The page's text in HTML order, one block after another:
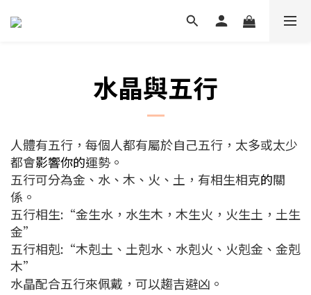
水晶與五行
人體有五行，每個人都有屬於自己五行，太多或太少
都會影響你的運勢。
五行可分為金、水、木、火、土，有相生相克的關
係。
五行相生:“金生水，水生木，木生火，火生土，土生
金”
五行相剋:“木剋土、土剋水、水剋火、火剋金、金剋
木”
水晶配合五行來佩戴，可以趨吉避凶。